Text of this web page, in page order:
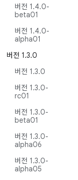
버전 1.4.0-
beta01
버전 1.4.0-
alpha01
버전 1.3.0
버전 1.3.0
버전 1.3.0-
rc01
버전 1.3.0-
beta01
버전 1.3.0-
alpha06
버전 1.3.0-
alpha05